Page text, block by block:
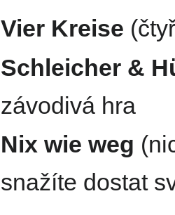
Vier Kreise
Schleicher &
závodivá hra
Nix wie weg
snažíte dostat